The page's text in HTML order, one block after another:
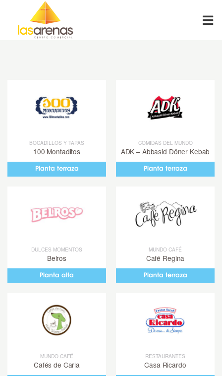
content
BOCADILLOS Y TAPAS
100 Montaditos
Planta terraza
COMIDAS DEL MUNDO
ADK – Abbasid Döner Kebab
Planta terraza
DULCES MOMENTOS
Belros
Planta alta
MUNDO CAFÉ
Café Regina
Planta terraza
MUNDO CAFÉ
Cafés de Carla
RESTAURANTES
Casa Ricardo